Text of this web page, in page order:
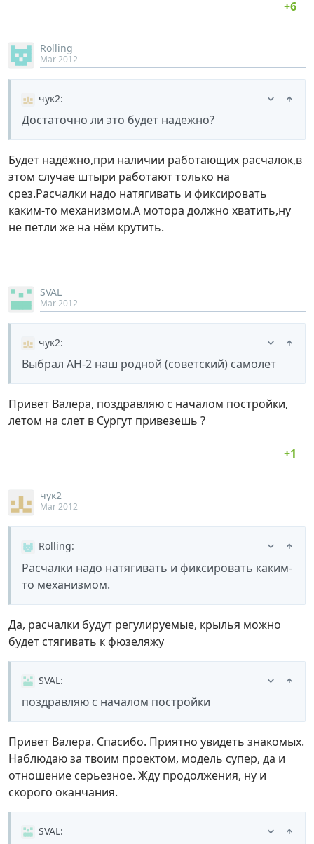
Rolling
Mar 2012
чук2:
Достаточно ли это будет надежно?
Будет надёжно,при наличии работающих расчалок,в
этом случае штыри работают только на
срез.Расчалки надо натягивать и фиксировать
каким-то механизмом.А мотора должно хватить,ну
не петли же на нём крутить.
SVAL
Mar 2012
чук2:
Выбрал АН-2 наш родной (советский) самолет
Привет Валера, поздравляю с началом постройки,
летом на слет в Сургут привезешь ?
чук2
Mar 2012
Rolling:
Расчалки надо натягивать и фиксировать каким-
то механизмом.
Да, расчалки будут регулируемые, крылья можно
будет стягивать к фюзеляжу
SVAL:
поздравляю с началом постройки
Привет Валера. Спасибо. Приятно увидеть знакомых.
Наблюдаю за твоим проектом, модель супер, да и
отношение серьезное. Жду продолжения, ну и
скорого оканчания.
SVAL: